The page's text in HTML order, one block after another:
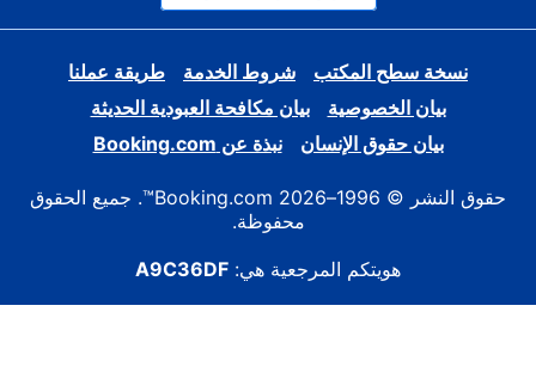
نسخة سطح المكتب شروط الخدمة
طريقة عملنا
بيان الخصوصية
بيان مكافحة العبودية الحديثة
بيان حقوق الإنسان
نبذة عن Booking.com
حقوق النشر © 1996–2026 Booking.com™. جميع الحقوق
محفوظة.
هويتكم المرجعية هي: A9C36DF